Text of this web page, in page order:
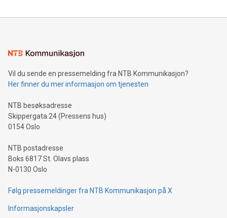
Vil du sende en pressemelding fra NTB Kommunikasjon?
Her finner du mer informasjon om tjenesten
NTB besøksadresse
Skippergata 24 (Pressens hus)
0154 Oslo
NTB postadresse
Boks 6817 St. Olavs plass
N-0130 Oslo
Følg pressemeldinger fra NTB Kommunikasjon på X
Informasjonskapsler